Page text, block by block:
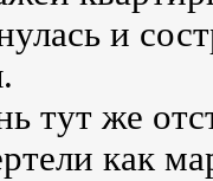
и
тут же
как